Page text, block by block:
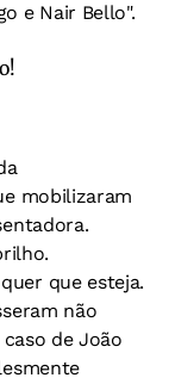
e Nair Bello".
mobilizaram
que esteja.
não
de João